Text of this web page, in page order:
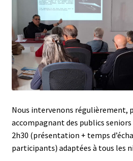
Nous intervenons régulièrement,
accompagnant des publics seniors
2h30 (présentation + temps
participants) adaptées à tous les